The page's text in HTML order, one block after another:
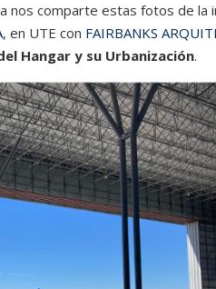
comparte estas fotos de la
, en UTE con FAIRBANKS
Hangar y su Urbanización.